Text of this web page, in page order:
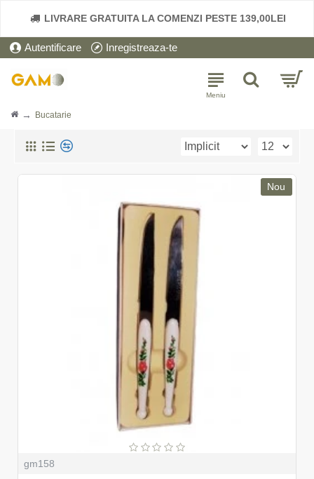
LIVRARE GRATUITA LA COMENZI PESTE 139,00LEI
Autentificare Inregistreaza-te
Bucatarie
Nou
gm158